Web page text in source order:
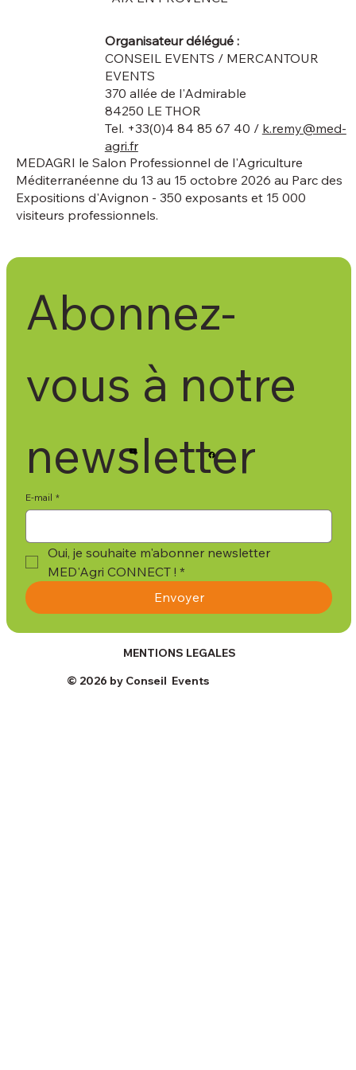
MENTIONS LEGALES
MEDAGRI le Salon Professionnel de l'Agriculture
Méditerranéenne du 13 au 15 octobre 2026 au Parc des
Expositions d'Avignon - 350 exposants et 15 000
visiteurs professionnels.
Organisateur délégué :
CONSEIL EVENTS / MERCANTOUR
EVENTS
370 allée de l'Admirable
84250 LE THOR
Tel. +33(0)4 84 85 67 40 / k.remy@med-
agri.fr
© 2026 by Conseil Events
Abonnez-
vous à notre
newsletter
E-mail *
Oui, je souhaite m'abonner newsletter
MED'Agri CONNECT ! *
Envoyer